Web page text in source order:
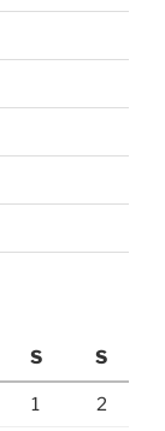
S S
1 2